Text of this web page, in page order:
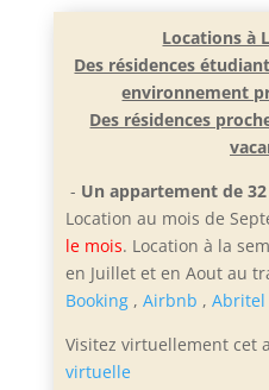
Locations à
Des résidences
environnement
Des résidences
- Un appartement de
Location au mois de
le mois. Location à la
en Juillet et en Aout au
Booking, Airbnb , Abritel
Visitez virtuellement cet
virtuelle